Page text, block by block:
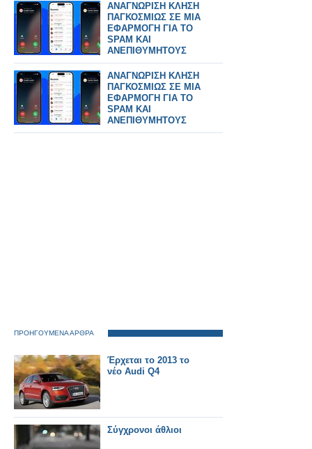
ΑΝΑΓΝΩΡΙΣΗ ΚΛΗΣΗ
ΠΑΓΚΟΣΜΙΩΣ ΣΕ ΜΙΑ
ΕΦΑΡΜΟΓΗ ΓΙΑ ΤΟ
SPAM ΚΑΙ
ΑΝΕΠΙΘΥΜΗΤΟΥΣ
ΑΝΑΓΝΩΡΙΣΗ ΚΛΗΣΗ
ΠΑΓΚΟΣΜΙΩΣ ΣΕ ΜΙΑ
ΕΦΑΡΜΟΓΗ ΓΙΑ ΤΟ
SPAM ΚΑΙ
ΑΝΕΠΙΘΥΜΗΤΟΥΣ
ΠΡΟΗΓΟΥΜΕΝΑ ΑΡΘΡΑ
Έρχεται το 2013 το
νέο Audi Q4
Σύγχρονοι άθλιοι